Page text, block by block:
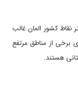
نقاط کشور المان غالب
برخی از مناطق مرتفع
هستند.